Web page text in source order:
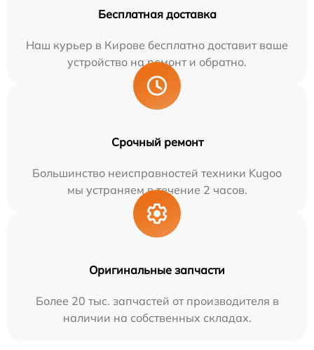
Бесплатная доставка
Наш курьер в Кирове бесплатно доставит ваше
устройство на ремонт и обратно.
Срочный ремонт
Большинство неисправностей техники Kugoo
мы устраняем в течение 2 часов.
Оригинальные запчасти
Более 20 тыс. запчастей от производителя в
наличии на собственных складах.